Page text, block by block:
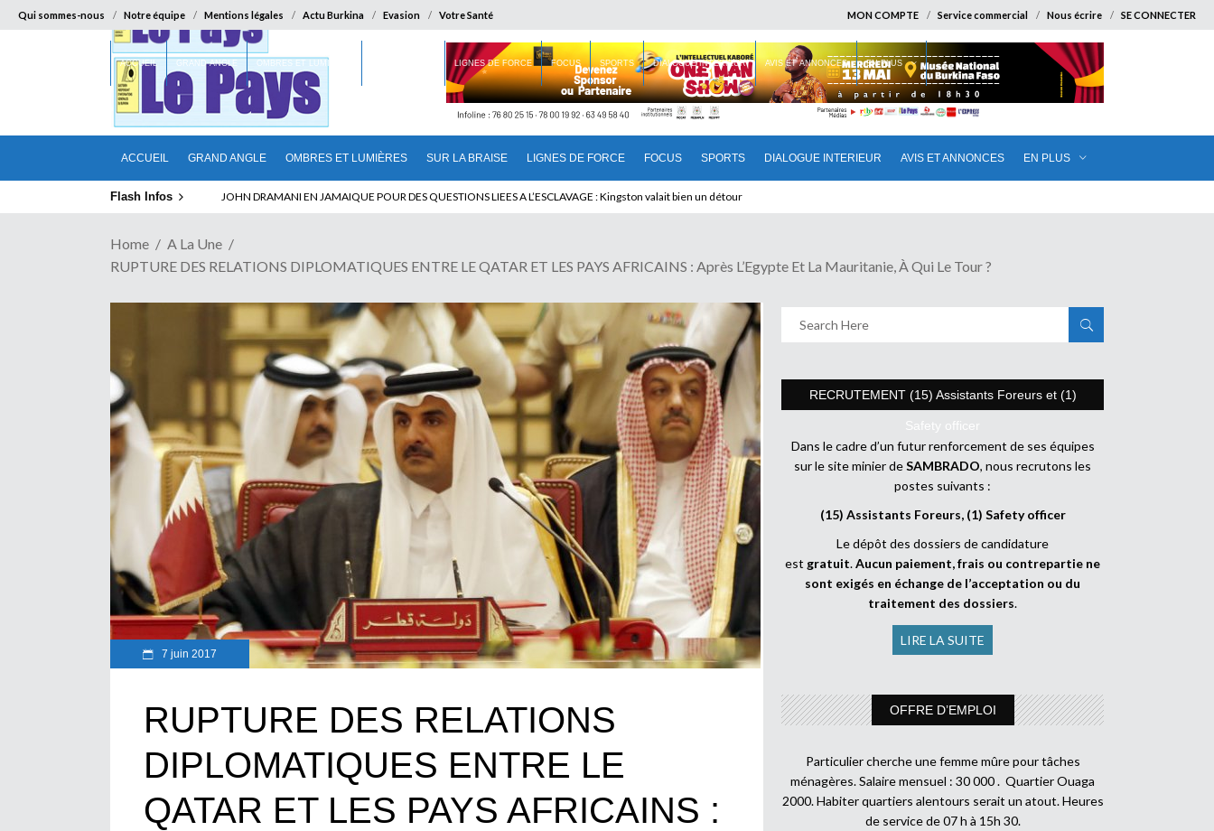
Qui sommes-nous Notre équipe Mentions légales Actu Burkina Evasion Votre Santé MON COMPTE Service commercial Nous écrire SE CONNECTER
ACCUEIL GRAND ANGLE OMBRES ET LUMIÈRES SUR LA BRAISE LIGNES DE FORCE FOCUS SPORTS DIALOGUE INTERIEUR AVIS ET ANNONCES EN PLUS
ACCUEIL GRAND ANGLE OMBRES ET LUMIÈRES LIGNES DE FORCE FOCUS SPORTS DIALOGUE INTERIEUR AVIS ET ANNONCES EN PLUS
Flash Infos ABSENCE PROLONGEE DE PAUL BIYA DU CAMEROUN : Qui pilote le Cameroun ?
Home
A La Une
RUPTURE DES RELATIONS DIPLOMATIQUES ENTRE LE QATAR ET LES PAYS AFRICAINS : Après L’Egypte Et La Mauritanie, À Qui Le Tour ?
7 juin 2017
RUPTURE DES RELATIONS
DIPLOMATIQUES ENTRE LE
QATAR ET LES PAYS AFRICAINS :
RECRUTEMENT (15) Assistants Foreurs et (1)
Safety officer
Dans le cadre d’un futur renforcement de ses équipes
sur le site minier deSAMBRADO, nous recrutons les
postes suivants :
(15) Assistants Foreurs, (1) Safety officer
Le dépôt des dossiers de candidature
est gratuit.Aucun paiement, frais ou contrepartie ne
sont exigés en échange de l’acceptation ou du
traitement des dossiers.
LIRE LA SUITE
OFFRE D’EMPLOI
Particulier cherche une femme mûre pour tâches
ménagères. Salaire mensuel : 30 000 . Quartier Ouaga
2000. Habiter quartiers alentours serait un atout. Heures
de service de 07 h à 15h 30.